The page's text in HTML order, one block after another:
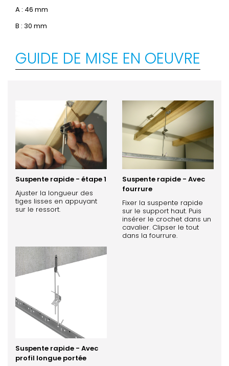
A : 46 mm
B : 30 mm
GUIDE DE MISE EN OEUVRE
Suspente rapide - étape 1
Ajuster la longueur des
tiges lisses en appuyant
sur le ressort.
Suspente rapide - Avec
fourrure
Fixer la suspente rapide
sur le support haut. Puis
insérer le crochet dans un
cavalier. Clipser le tout
dans la fourrure.
Suspente rapide - Avec
profil longue portée